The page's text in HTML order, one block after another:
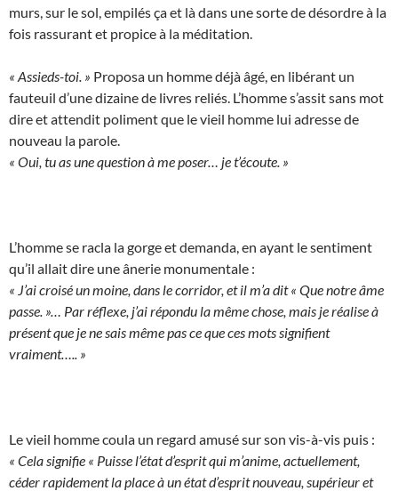
murs, sur le sol, empilés ça et là dans une sorte de désordre à la
fois rassurant et propice à la méditation.
« Assieds-toi. » Proposa un homme déjà âgé, en libérant un
fauteuil d’une dizaine de livres reliés. L’homme s’assit sans mot
dire et attendit poliment que le vieil homme lui adresse de
nouveau la parole.
« Oui, tu as une question à me poser… je t’écoute. »
L’homme se racla la gorge et demanda, en ayant le sentiment
qu’il allait dire une ânerie monumentale :
« J’ai croisé un moine, dans le corridor, et il m’a dit « Que notre âme
passe. »… Par réflexe, j’ai répondu la même chose, mais je réalise à
présent que je ne sais même pas ce que ces mots signifient
vraiment….. »
Le vieil homme coula un regard amusé sur son vis-à-vis puis :
« Cela signifie « Puisse l’état d’esprit qui m’anime, actuellement,
céder rapidement la place à un état d’esprit nouveau, supérieur et